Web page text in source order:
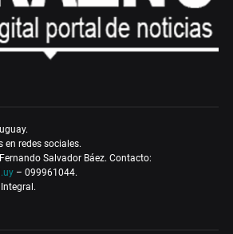
en redes sociales.
Salvador Báez. Contacto:
– 099961044.